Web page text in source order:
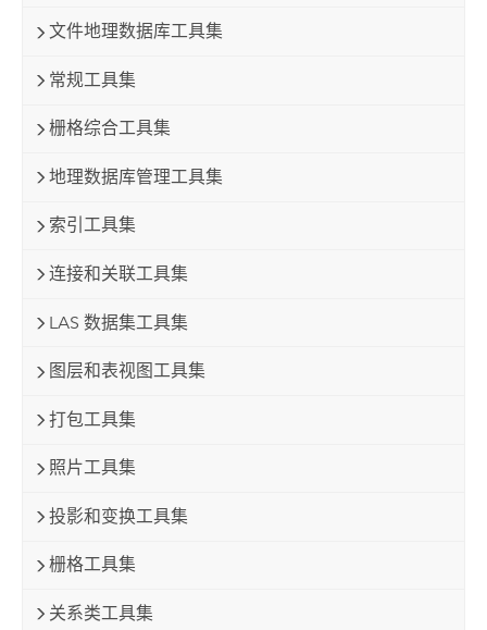
文件地理数据库工具集
常规工具集
栅格综合工具集
地理数据库管理工具集
索引工具集
连接和关联工具集
LAS 数据集工具集
图层和表视图工具集
打包工具集
照片工具集
投影和变换工具集
栅格工具集
关系类工具集